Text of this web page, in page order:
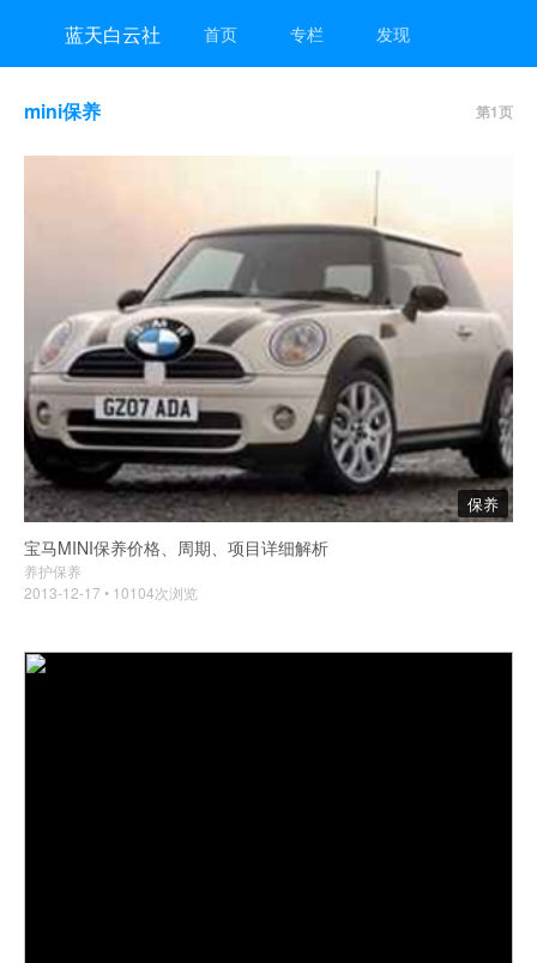
蓝天白云社 首页 专栏 发现
mini保养 第1页
保养
宝马MINI保养价格、周期、项目详细解析
养护保养
2013-12-17 • 10104次浏览